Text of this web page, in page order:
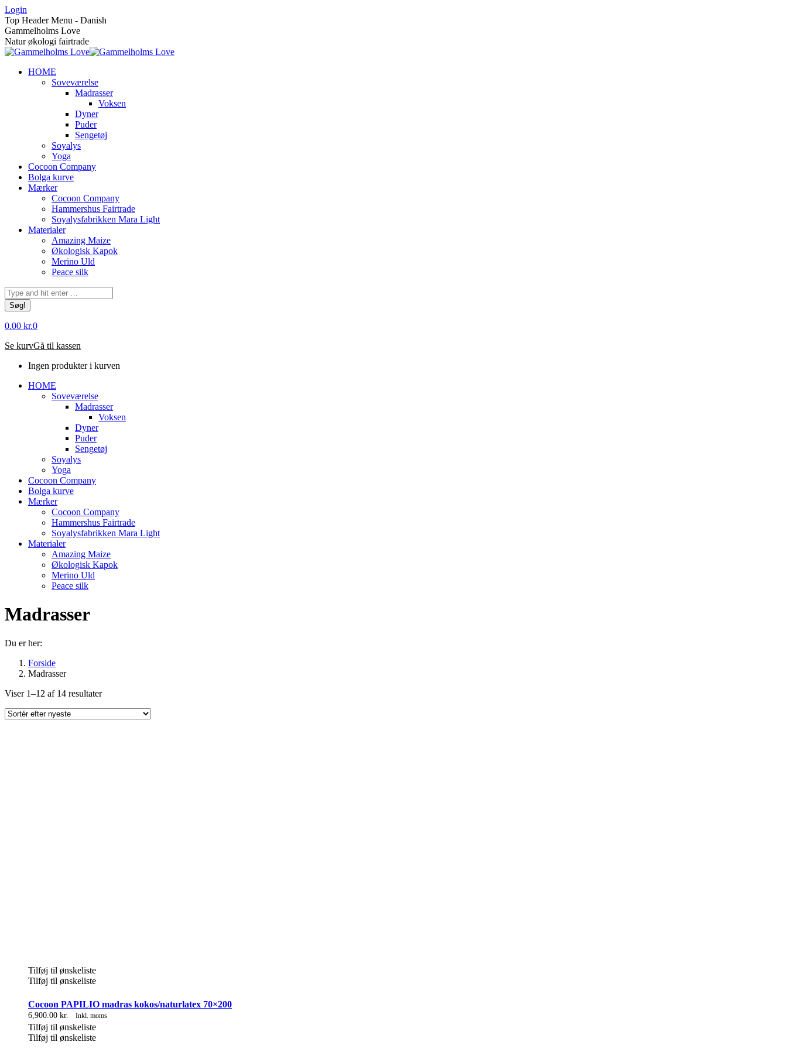
Skip
to
content
Login
Top Header Menu - Danish
Gammelholms Love
Natur økologi fairtrade
HOME
Soveværelse
Madrasser
Voksen
Dyner
Puder
Sengetøj
Soyalys
Yoga
Cocoon Company
Bolga kurve
Mærker
Cocoon Company
Hammershus Fairtrade
Soyalysfabrikken Mara Light
Materialer
Amazing Maize
Økologisk Kapok
Merino Uld
Peace silk
Søg:
0.00 kr.0
Se kurvGå til kassen
Ingen produkter i kurven
HOME
Soveværelse
Madrasser
Voksen
Dyner
Puder
Sengetøj
Soyalys
Yoga
Cocoon Company
Bolga kurve
Mærker
Cocoon Company
Hammershus Fairtrade
Soyalysfabrikken Mara Light
Materialer
Amazing Maize
Økologisk Kapok
Merino Uld
Peace silk
Madrasser
Du er her:
Forside
Madrasser
Viser 1–12 af 14 resultaterSorteret
Tilføj til ønskeliste
Tilføj til ønskeliste
Cocoon PAPILIO madras kokos/naturlatex 70×200
6,900.00 kr. Inkl. moms
Tilføj til ønskeliste
Tilføj til ønskeliste